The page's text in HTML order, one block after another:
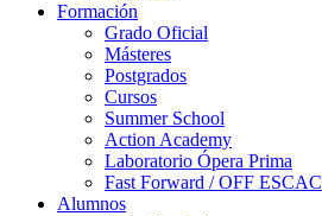
Formación
Grado Oficial
Másteres
Postgrados
Cursos
Summer School
Action Academy
Laboratorio Ópera Prima
Fast Forward / OFF ESCAC
Alumnos